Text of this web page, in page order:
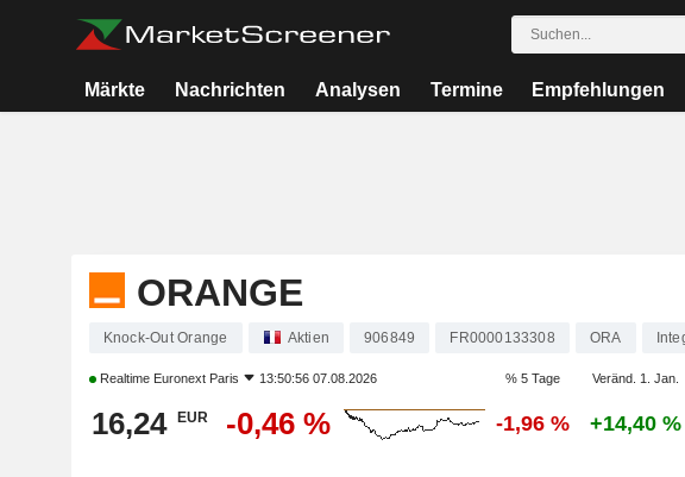
Märkte Nachrichten Analysen Termine Empfehlungen
ORANGE
Knock-Out Orange Aktien 906849 FR0000133308 ORA
Realtime Euronext Paris 13:50:56 07.08.2026 % 5 Tage Veränd. 1. Jan.
16,24 EUR -0,46 % -1,96 % +14,40 %